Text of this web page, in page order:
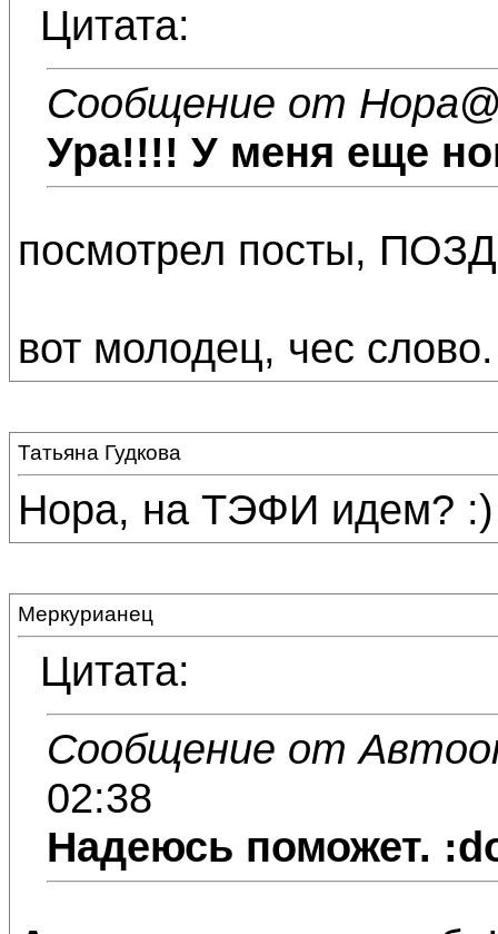
Цитата:
Сообщение от Нора
Ура!!!! У меня еще
посмотрел посты,
вот молодец, чес
Татьяна Гудкова
Нора, на ТЭФИ идем? :)
Меркурианец
Цитата:
Сообщение от
02:38
Надеюсь поможет.